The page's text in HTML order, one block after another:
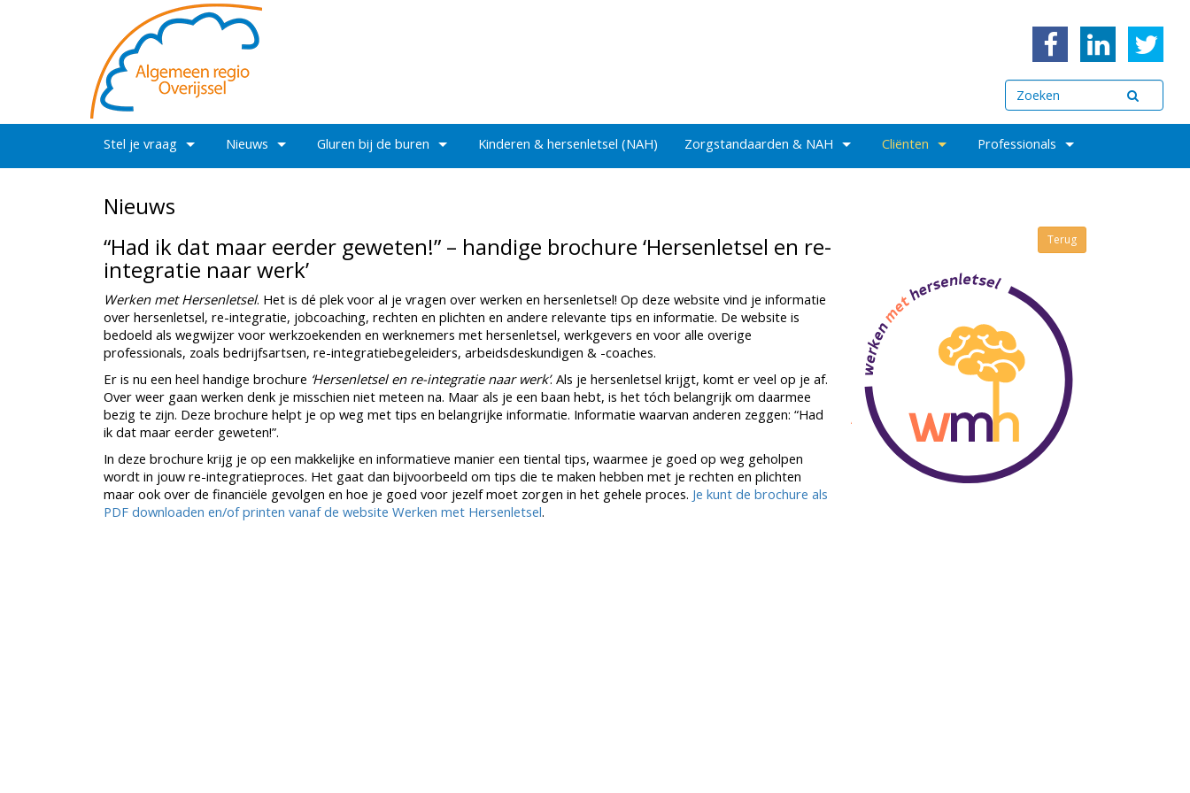
Stel je vraag Nieuws Gluren bij de buren Kinderen & hersenletsel (NAH) Zorgstandaarden & NAH Cliënten Professionals
Nieuws
Terug
“Had ik dat maar eerder geweten!” – handige brochure ‘Hersenletsel en re-
integratie naar werk’
Werken met Hersenletsel. Het is dé plek voor al je vragen over werken en hersenletsel! Op deze website vind je informatie
over hersenletsel, re-integratie, jobcoaching, rechten en plichten en andere relevante tips en informatie. De website is
bedoeld als wegwijzer voor werkzoekenden en werknemers met hersenletsel, werkgevers en voor alle overige
professionals, zoals bedrijfsartsen, re-integratiebegeleiders, arbeidsdeskundigen & -coaches.
Er is nu een heel handige brochure ‘Hersenletsel en re-integratie naar werk’. Als je hersenletsel krijgt, komt er veel op je af.
Over weer gaan werken denk je misschien niet meteen na. Maar als je een baan hebt, is het tóch belangrijk om daarmee
bezig te zijn. Deze brochure helpt je op weg met tips en belangrijke informatie. Informatie waarvan anderen zeggen: “Had
ik dat maar eerder geweten!”.
In deze brochure krijg je op een makkelijke en informatieve manier een tiental tips, waarmee je goed op weg geholpen
wordt in jouw re-integratieproces. Het gaat dan bijvoorbeeld om tips die te maken hebben met je rechten en plichten
maar ook over de financiële gevolgen en hoe je goed voor jezelf moet zorgen in het gehele proces. Je kunt de brochure als
PDF downloaden en/of printen vanaf de website Werken met Hersenletsel.